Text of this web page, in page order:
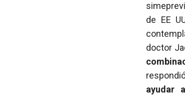
de EE
doctor
ayudar